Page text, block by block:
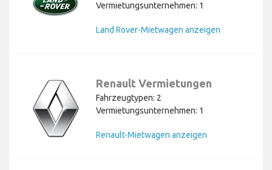
Vermietungsunternehmen: 1
Land Rover-Mietwagen anzeigen
Renault Vermietungen
Fahrzeugtypen: 2
Vermietungsunternehmen: 1
Renault-Mietwagen anzeigen